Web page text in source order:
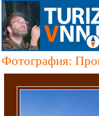
Фотография: